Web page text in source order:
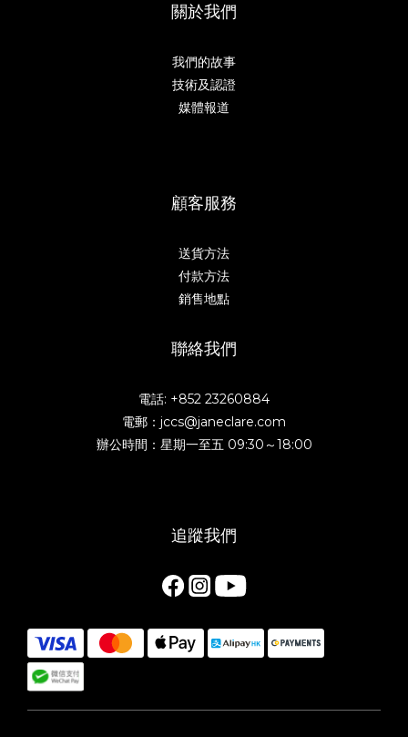
關於我們
我們的故事
技術及認證
媒體報道
顧客服務
送貨方法
付款方法
銷售地點
聯絡我們
電話: +852 23260884
電郵：jccs@janeclare.com
辦公時間：星期一至五 09:30～18:00
追蹤我們